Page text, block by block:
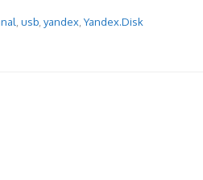
, usb, yandex, Yandex.Disk